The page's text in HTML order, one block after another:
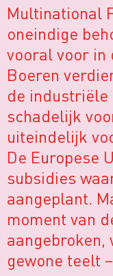
Multinational
oneindige
vooral voor in
Boeren
de industriële
schadelijk
uiteindelijk
De Europese
subsidies
aangeplant.
moment van
aangebroken,
gewone teelt